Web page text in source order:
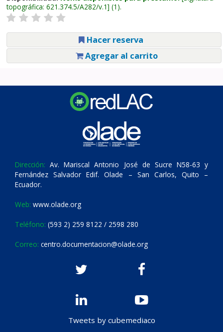
topográfica: 621.374.5/A282/v.1 (1).
Hacer reserva
Agregar al carrito
Dirección: Av. Mariscal Antonio José de Sucre N58-63 y
Fernández Salvador Edif. Olade – San Carlos, Quito –
Ecuador.
Web: www.olade.org
Teléfono: (593 2) 259 8122 / 2598 280
Correo: centro.documentacion@olade.org
Tweets by cubemediaco